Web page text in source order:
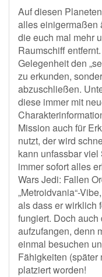
Auf diesen
alles einigermaßen
die euch mal mehr
Raumschiff
Gelegenheit den
zu erkunden,
abzuschließen.
diese immer mit
Mission auch für
nutzt, der wird
kann unfassbar
immer sofort alles
Wars Jedi: Fallen
„Metroidvania“-
als dass er wirklich
fungiert. Doch
aufzufangen, denn
einmal besuchen
Fähigkeiten (später
platziert worden!